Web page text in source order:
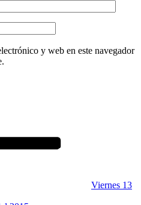
y web en este navegador
Viernes 13